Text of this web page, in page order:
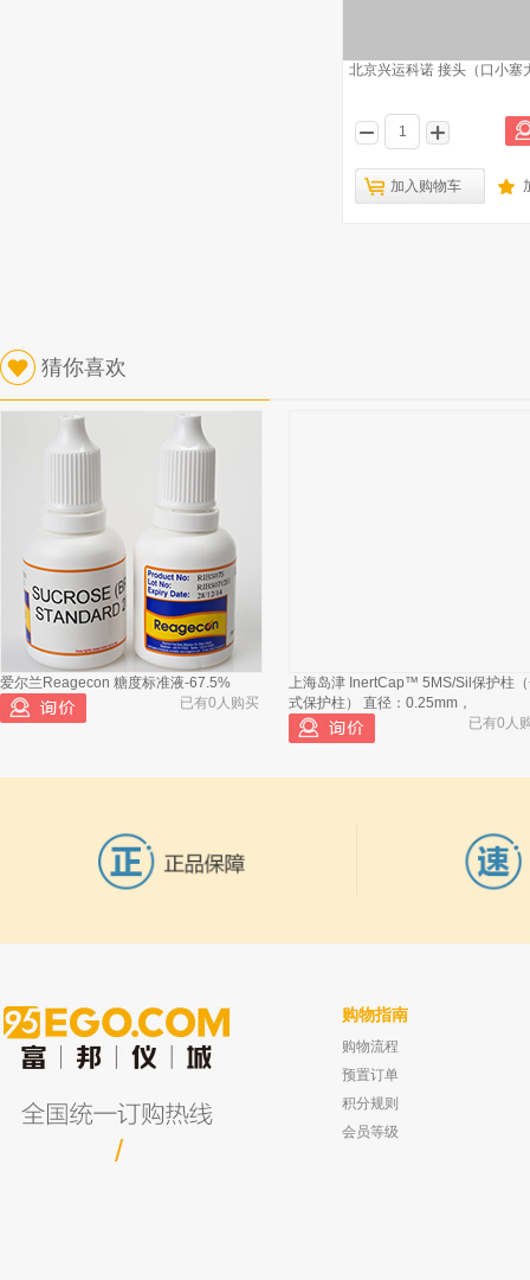
北京兴运科诺 接头（口小塞
加入购物车
猜你喜欢
爱尔兰Reagecon 糖度标准液-67.5%
已有0人购买
上海岛津 InertCap™ 5MS/Sil保护柱
式保护柱） 直径：0.25mm，
已有0人
尤尼柯 UV-3802大屏幕扫描型准双光束紫
外可见分光光度计
十溴联苯醚 Pbde 209 CAS 1163-19-5
/
购物指南
购物流程
预置订单
积分规则
会员等级